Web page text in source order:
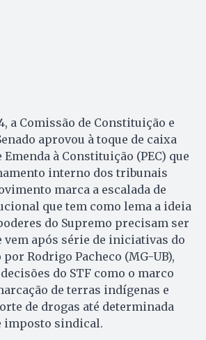
a Comissão de Constituição e
aprovou à toque de caixa
à Constituição (PEC) que
interno dos tribunais
marca a escalada de
que tem como lema a ideia
do Supremo precisam ser
vem após série de iniciativas do
Rodrigo Pacheco (MG-UB),
do STF como o marco
de terras indígenas e
de drogas até determinada
imposto sindical.